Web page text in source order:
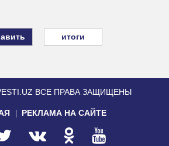
итоги
ВСЕ ПРАВА ЗАЩИЩЕНЫ
РЕКЛАМА НА САЙТЕ